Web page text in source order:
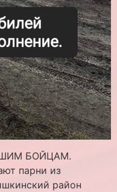
БОЙЦАМ.
парни из
район